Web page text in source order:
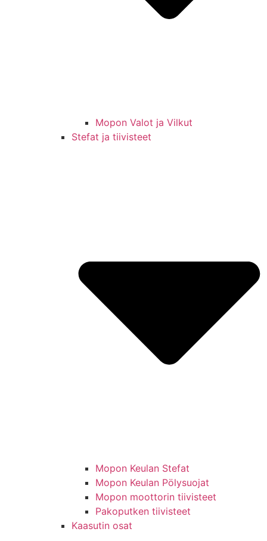
Mopon Valot ja Vilkut
Stefat ja tiivisteet
Mopon Keulan Stefat
Mopon Keulan Pölysuojat
Mopon moottorin tiivisteet
Pakoputken tiivisteet
Kaasutin osat